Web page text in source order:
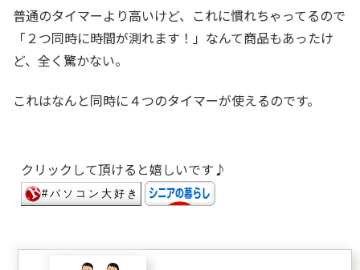
普通のタイマーより高いけど、これに慣れちゃってるので
「２つ同時に時間が測れます！」なんて商品もあったけ
ど、全く驚かない。
これはなんと同時に４つのタイマーが使えるのです。
クリックして頂けると嬉しいです♪